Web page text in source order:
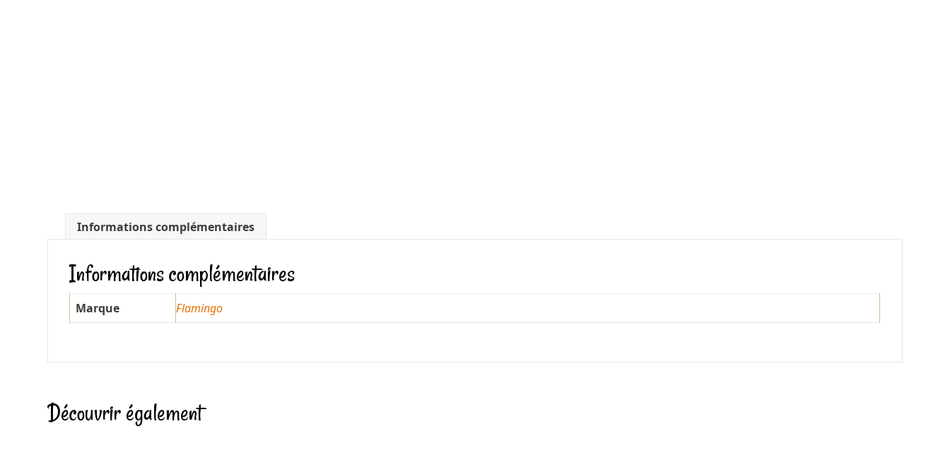
Informations complémentaires
Informations complémentaires
Marque Flamingo
Découvrir également